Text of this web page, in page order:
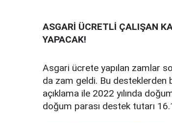
ASGARİ ÜCRETLİ ÇALIŞAN
YAPACAK!
Asgari ücrete yapılan zamlar
da zam geldi. Bu desteklerden
açıklama ile 2022 yılında
doğum parası destek tutarı